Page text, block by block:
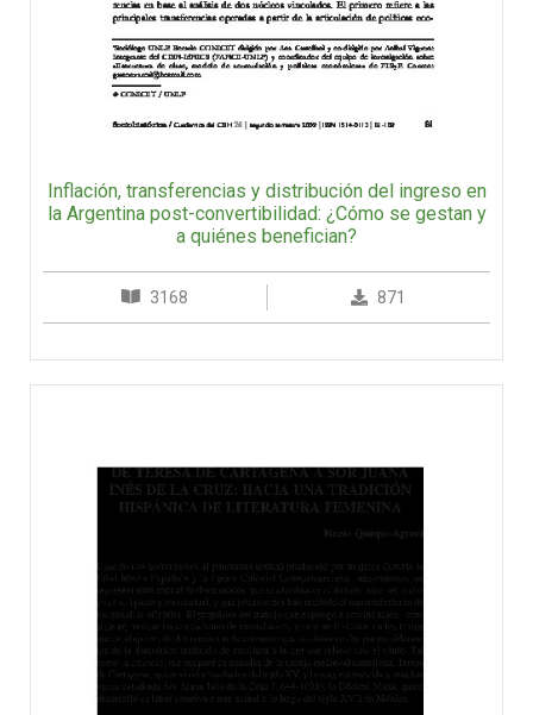
Inflación, transferencias y distribución del ingreso en
la Argentina post-convertibilidad: ¿Cómo se gestan y
a quiénes benefician?
3168 871